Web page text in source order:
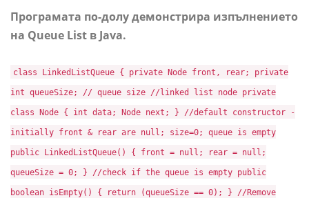
Програмата по-долу демонстрира изпълнението
на Queue List в Java.
class LinkedListQueue { private Node front, rear; private
int queueSize; // queue size //linked list node private
class Node { int data; Node next; } //default constructor -
initially front & rear are null; size=0; queue is empty
public LinkedListQueue() { front = null; rear = null;
queueSize = 0; } //check if the queue is empty public
boolean isEmpty() { return (queueSize == 0); } //Remove